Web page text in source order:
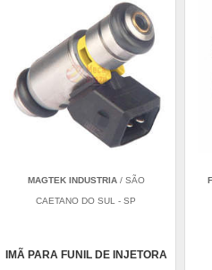
MAGTEK INDUSTRIA/ SÃO
CAETANO DO SUL - SP
IMÃ PARA FUNIL DE INJETORA